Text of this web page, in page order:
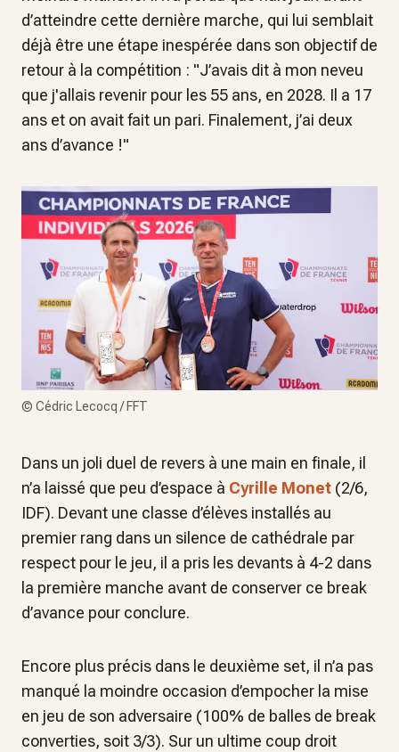
d’atteindre cette dernière marche, qui lui semblait
déjà être une étape inespérée dans son objectif de
retour à la compétition : "J’avais dit à mon neveu
que j'allais revenir pour les 55 ans, en 2028. Il a 17
ans et on avait fait un pari. Finalement, j’ai deux
ans d’avance !"
© Cédric Lecocq / FFT
Dans un joli duel de revers à une main en finale, il
n’a laissé que peu d’espace à Cyrille Monet (2/6,
IDF). Devant une classe d’élèves installés au
premier rang dans un silence de cathédrale par
respect pour le jeu, il a pris les devants à 4-2 dans
la première manche avant de conserver ce break
d’avance pour conclure.
Encore plus précis dans le deuxième set, il n’a pas
manqué la moindre occasion d’empocher la mise
en jeu de son adversaire (100% de balles de break
converties, soit 3/3). Sur un ultime coup droit